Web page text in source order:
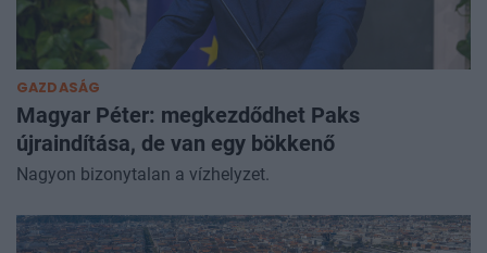
GAZDASÁG
Magyar Péter: megkezdődhet Paks
újraindítása, de van egy bökkenő
Nagyon bizonytalan a vízhelyzet.